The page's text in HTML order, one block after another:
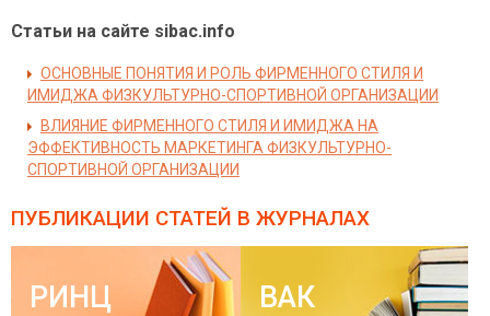
Статьи на сайте sibac.info
ОСНОВНЫЕ ПОНЯТИЯ И РОЛЬ ФИРМЕННОГО СТИЛЯ И
ИМИДЖА ФИЗКУЛЬТУРНО-СПОРТИВНОЙ ОРГАНИЗАЦИИ
ВЛИЯНИЕ ФИРМЕННОГО СТИЛЯ И ИМИДЖА НА
ЭФФЕКТИВНОСТЬ МАРКЕТИНГА ФИЗКУЛЬТУРНО-
СПОРТИВНОЙ ОРГАНИЗАЦИИ
ПУБЛИКАЦИИ СТАТЕЙ В ЖУРНАЛАХ
РИНЦ ВАК